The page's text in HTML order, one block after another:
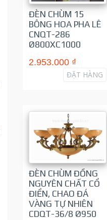
ĐÈN CHÙM 15
BÔNG HOA PHA LÊ
CNQT-286
Ø800XC1000
2.953.000 ₫
ĐẶT HÀNG
ĐÈN CHÙM ĐỒNG
NGUYÊN CHẤT CỔ
ĐIỂN, CHAO ĐÁ
VÀNG TỰ NHIÊN
CDQT-36/8 Ø950